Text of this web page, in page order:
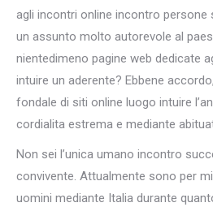
agli incontri online incontro persone
un assunto molto autorevole al
nientedimeno pagine web dedicate
intuire un aderente? Ebbene
fondale di siti online luogo intuire
cordialita estrema e mediante
Non sei l’unica umano incontro
convivente. Attualmente sono per
uomini mediante Italia durante